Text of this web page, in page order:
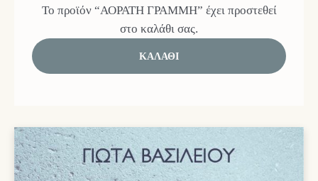
Το προϊόν “ΑΟΡΑΤΗ ΓΡΑΜΜΗ” έχει προστεθεί
στο καλάθι σας.
ΚΑΛΆΘΙ